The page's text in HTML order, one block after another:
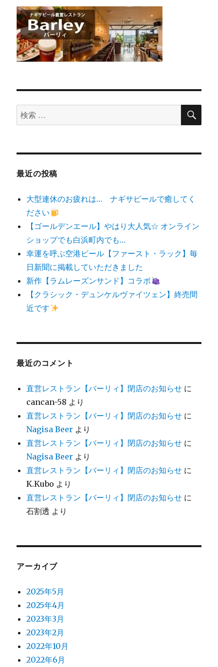
検
索
象:
検
最近の投稿
大型連休のお疲れは… ナギサビールで癒してく
ださい
【ゴールデンエール】やはり大人気☆ オンライン
ショップでも白浜町内でも…
幸運を呼ぶ空港ビール【ファースト・ラック】毎
日新聞に掲載していただきました
新作【ラムレーズンサンド】コラボ
【クラシック・デュンケルヴァイツェン】終売間
近です
最近のコメント
直営レストラン【バーリィ】閉店のお知らせ に
cancan-58 より
直営レストラン【バーリィ】閉店のお知らせ に
Nagisa Beer より
直営レストラン【バーリィ】閉店のお知らせ に
Nagisa Beer より
直営レストラン【バーリィ】閉店のお知らせ に
K.Kubo より
直営レストラン【バーリィ】閉店のお知らせ に
石割透 より
アーカイブ
2025年5月
2025年4月
2023年3月
2023年2月
2022年10月
2022年6月